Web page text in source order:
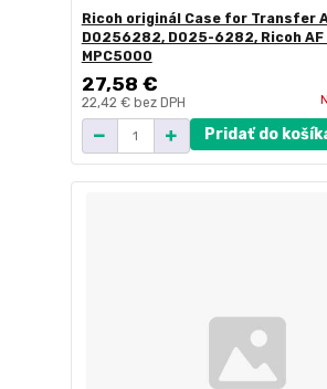
Ricoh originál Case for Transfer
D0256282, D025-6282, Ricoh AF
MPC5000
27,58 €
22,42 € bez DPH
Pridať do